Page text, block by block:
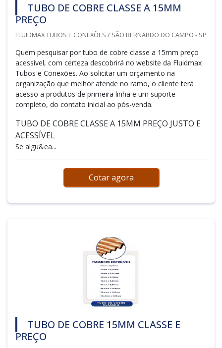
TUBO DE COBRE CLASSE A 15MM
PREÇO
FLUIDMAX TUBOS E CONEXÕES / SÃO BERNARDO DO CAMPO - SP
Quem pesquisar por tubo de cobre classe a 15mm preço
acessível, com certeza descobrirá no website da Fluidmax
Tubos e Conexões. Ao solicitar um orçamento na
organização que melhor atende no ramo, o cliente terá
acesso a produtos de primeira linha e um suporte
completo, do contato inicial ao pós-venda.
TUBO DE COBRE CLASSE A 15MM PREÇO JUSTO E
ACESSÍVEL
Se algu&ea...
Cotar agora
TUBO DE COBRE 15MM CLASSE E
PREÇO